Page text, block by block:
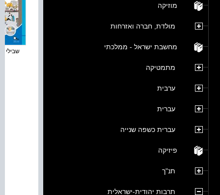
מוזיקה
מולדת, חברה ואזרחות
מחשבת ישראל - ממלכתי
מתמטיקה
ערבית
עברית
עברית כשפה שנייה
פיזיקה
תנ"ך
תרבות יהודית-ישראלית
שבילי